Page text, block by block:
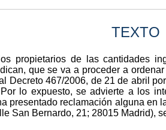
TEXTO
propietarios de las cantidades
que se va a proceder a
Decreto 467/2006, de 21 de abril
lo expuesto, se advierte a los
presentado reclamación alguna en
San Bernardo, 21; 28015 Madrid),